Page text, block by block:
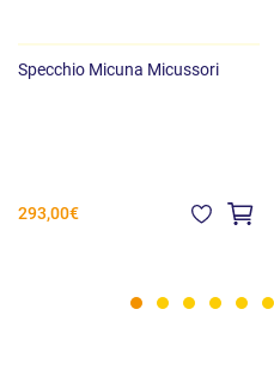
Specchio Micuna Micussori
293,00€